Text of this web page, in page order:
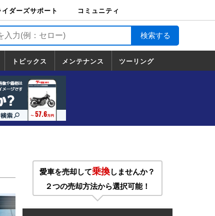
イダーズサポート
ダーズサポート
ク輸送
クガレージライ
ク車両保険
ドサービス
ク試乗
コミュニティ
トピックス
トピックス
一覧
ホンダ
ヤマハ
スズキ
カワサキ
ハーレーダ
ビッドソン
BMW
ドゥカティ
トライアン
フ
メンテナンス ツーリング
愛車を売却して乗換しませんか？
２つの売却方法から選択可能！